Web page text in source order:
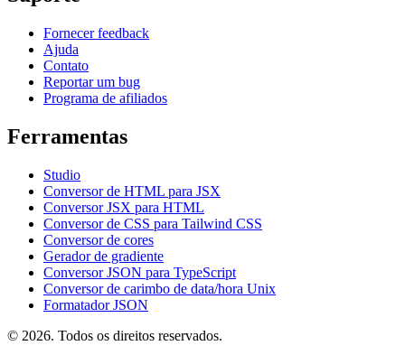
Fornecer feedback
Ajuda
Contato
Reportar um bug
Programa de afiliados
Ferramentas
Studio
Conversor de HTML para JSX
Conversor JSX para HTML
Conversor de CSS para Tailwind CSS
Conversor de cores
Gerador de gradiente
Conversor JSON para TypeScript
Conversor de carimbo de data/hora Unix
Formatador JSON
© 2026. Todos os direitos reservados.